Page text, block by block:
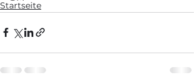
Startseite